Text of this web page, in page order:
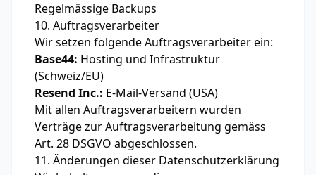
Regelmässige Backups
10. Auftragsverarbeiter
Wir setzen folgende Auftragsverarbeiter ein:
Base44: Hosting und Infrastruktur
(Schweiz/EU)
Resend Inc.: E-Mail-Versand (USA)
Mit allen Auftragsverarbeitern wurden
Verträge zur Auftragsverarbeitung gemäss
Art. 28 DSGVO abgeschlossen.
11. Änderungen dieser Datenschutzerklärung